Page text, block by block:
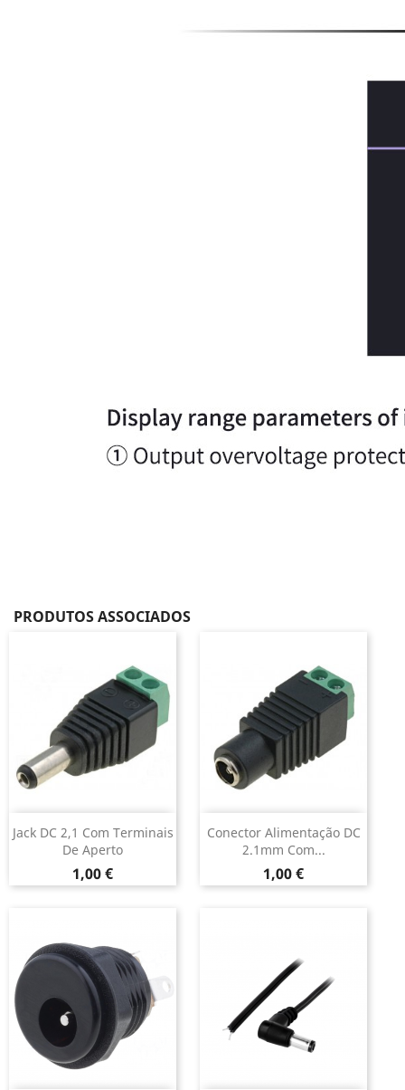
PRODUTOS ASSOCIADOS
Jack DC 2,1 Com Terminais
De Aperto
Preço
1,00 €
Conector Alimentação DC
2.1mm Com...
Preço
1,00 €